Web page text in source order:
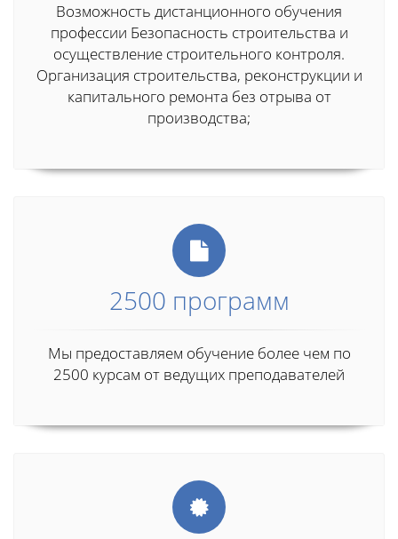
Возможность дистанционного обучения
профессии Безопасность строительства и
осуществление строительного контроля.
Организация строительства, реконструкции и
капитального ремонта без отрыва от
производства;
2500 программ
Мы предоставляем обучение более чем по
2500 курсам от ведущих преподавателей